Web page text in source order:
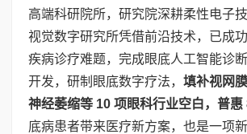
高端科研院所，研究院深耕柔性电子
视觉数字研究所凭借前沿技术，已成
疾病诊疗难题，完成眼底人工智能诊
开发，研制眼底数字疗法， 填补视网
神经萎缩等 10 项眼科行业空白，普惠
底病患者带来医疗新方案，也是一项新